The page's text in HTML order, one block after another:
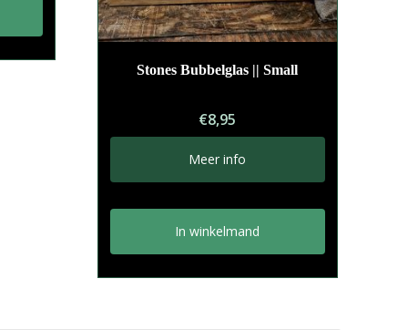
Stones Bubbelglas || Small
€8,95
Meer info
In winkelmand